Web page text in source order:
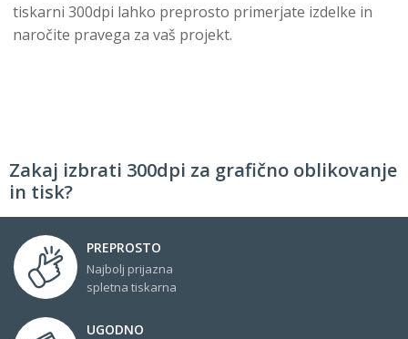
tiskarni 300dpi lahko preprosto primerjate izdelke in
naročite pravega za vaš projekt.
Zakaj izbrati 300dpi za grafično oblikovanje
in tisk?
PREPROSTO
Najbolj prijazna
spletna tiskarna
UGODNO